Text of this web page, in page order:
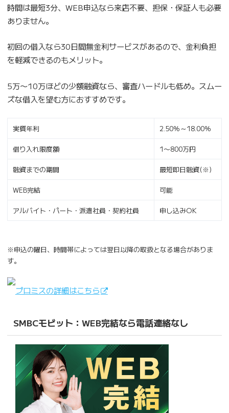
時間は最短3分、WEB申込なら来店不要、担保・保証人も必要
ありません。
初回の借入なら30日間無金利サービスがあるので、金利負担
を軽減できるのもメリット。
5万〜10万ほどの少額融資なら、審査ハードルも低め。スムー
ズな借入を望む方におすすめです。
実質年利 2.50％～18.00％
借り入れ限度額 1〜800万円
融資までの期間 最短即日融資(※)
WEB完結 可能
アルバイト・パート・派遣社員・契約社員 申し込みOK
※申込の曜日、時間帯によっては翌日以降の取扱となる場合がありま
す。
プロミスの詳細はこちら
SMBCモビット：WEB完結なら電話連絡なし